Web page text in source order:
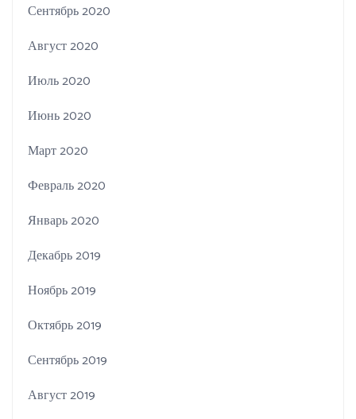
Сентябрь 2020
Август 2020
Июль 2020
Июнь 2020
Март 2020
Февраль 2020
Январь 2020
Декабрь 2019
Ноябрь 2019
Октябрь 2019
Сентябрь 2019
Август 2019